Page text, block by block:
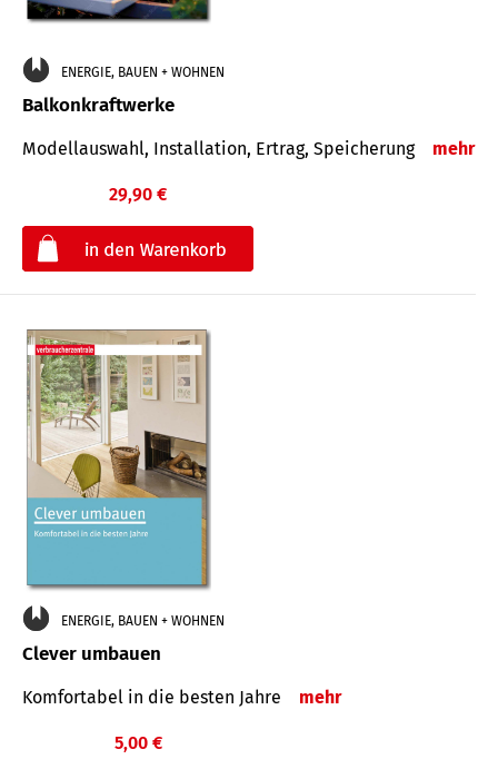
ENERGIE, BAUEN + WOHNEN
Balkonkraftwerke
Modellauswahl, Installation, Ertrag, Speicherung mehr
29,90 €
ENERGIE, BAUEN + WOHNEN
Clever umbauen
Komfortabel in die besten Jahre mehr
5,00 €